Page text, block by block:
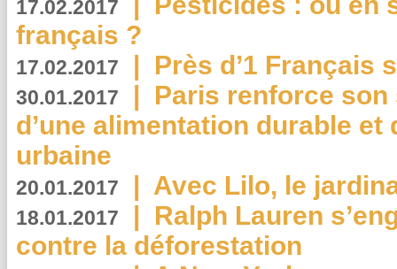
17.02.2017
français ?
17.02.2017 | Près d’1 Français
30.01.2017 | Paris renforce
d’une alimentation durable et
urbaine
20.01.2017 | Avec Lilo, le
18.01.2017 | Ralph Lauren
contre la déforestation